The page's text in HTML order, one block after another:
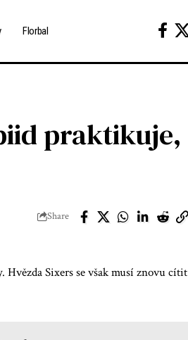
Florbal
praktikuje,
Share
Hvězda Sixers se však musí znovu cítit